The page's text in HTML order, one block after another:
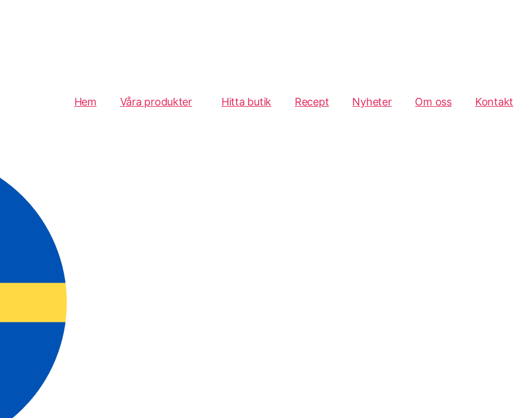
Hem Våra produkter Hitta butik Recept Nyheter Om oss Kontakt